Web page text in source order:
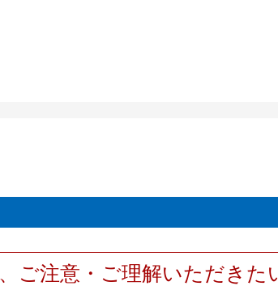
ご注意・ご理解いただきた